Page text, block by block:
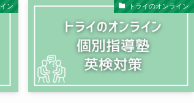
ン トライのオンライン